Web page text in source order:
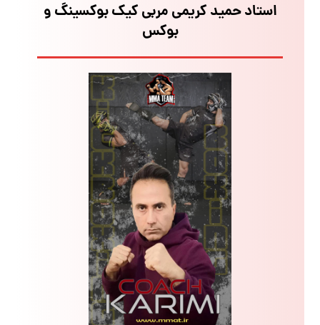
استاد حمید کریمی مربی کیک بوکسینگ و
بوکس